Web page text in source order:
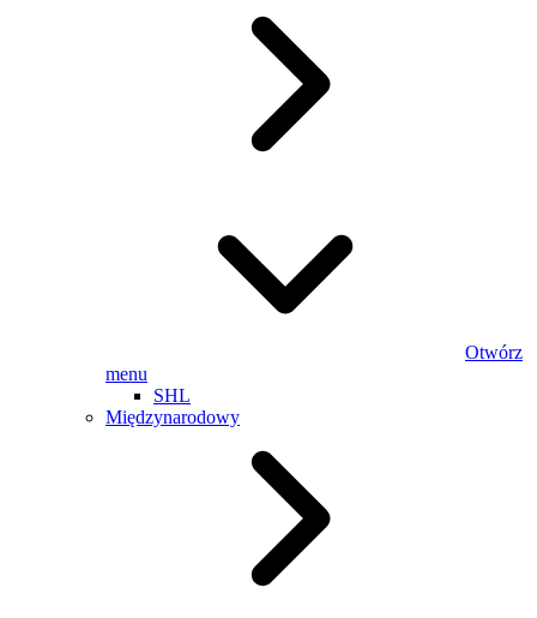
Otwórz
menu
SHL
Międzynarodowy